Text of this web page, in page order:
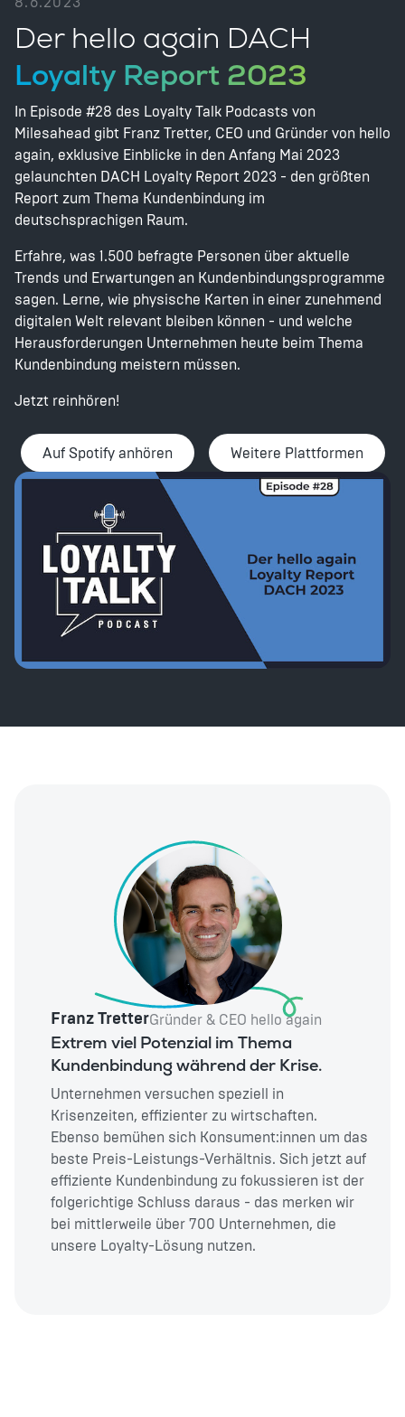
Der hello again DACH
Loyalty Report 2023
In Episode #28 des Loyalty Talk Podcasts von
Milesahead gibt Franz Tretter, CEO und Gründer von hello
again, exklusive Einblicke in den Anfang Mai 2023
gelaunchten DACH Loyalty Report 2023 - den größten
Report zum Thema Kundenbindung im
deutschsprachigen Raum.
Erfahre, was 1.500 befragte Personen über aktuelle
Trends und Erwartungen an Kundenbindungsprogramme
sagen. Lerne, wie physische Karten in einer zunehmend
digitalen Welt relevant bleiben können - und welche
Herausforderungen Unternehmen heute beim Thema
Kundenbindung meistern müssen.
Jetzt reinhören!
Auf Spotify anhören Weitere Plattformen
Franz TretterGründer & CEO hello again
Extrem viel Potenzial im Thema
Kundenbindung während der Krise.
Unternehmen versuchen speziell in
Krisenzeiten, effizienter zu wirtschaften.
Ebenso bemühen sich Konsument:innen um das
beste Preis-Leistungs-Verhältnis. Sich jetzt auf
effiziente Kundenbindung zu fokussieren ist der
folgerichtige Schluss daraus - das merken wir
bei mittlerweile über 700 Unternehmen, die
unsere Loyalty-Lösung nutzen.